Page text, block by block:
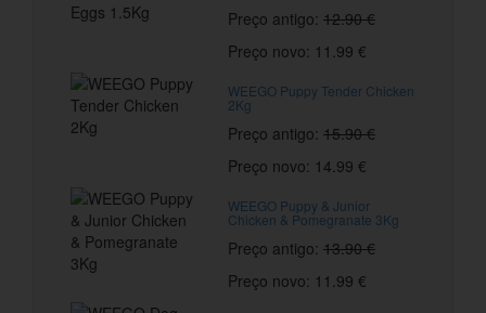
Preço antigo: 12.90 €
Preço novo: 11.99 €
WEEGO Puppy Tender Chicken
2Kg
Preço antigo: 15.90 €
Preço novo: 14.99 €
WEEGO Puppy & Junior
Chicken & Pomegranate 3Kg
Preço antigo: 13.90 €
Preço novo: 11.99 €